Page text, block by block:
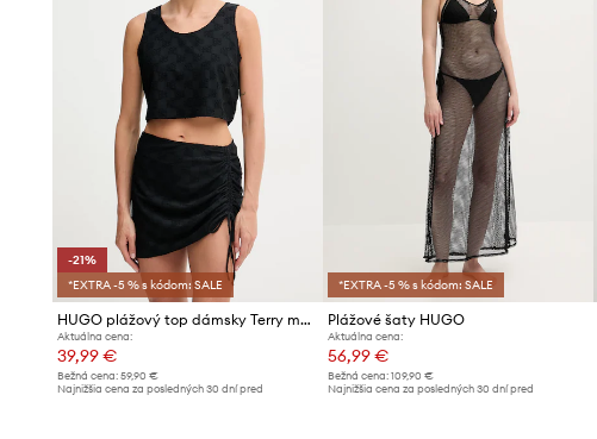
-21%
*EXTRA -5 % s kódom: SALE
HUGO plážový top dámsky Terry mono_top
Aktuálna cena:
39,99 €
Bežná cena: 59,90 €
Najnižšia cena za posledných 30 dní pred
*EXTRA -5 % s kódom: SALE
Plážové šaty HUGO
Aktuálna cena:
56,99 €
Bežná cena:109,90 €
Najnižšia cena za posledných 30 dní pred